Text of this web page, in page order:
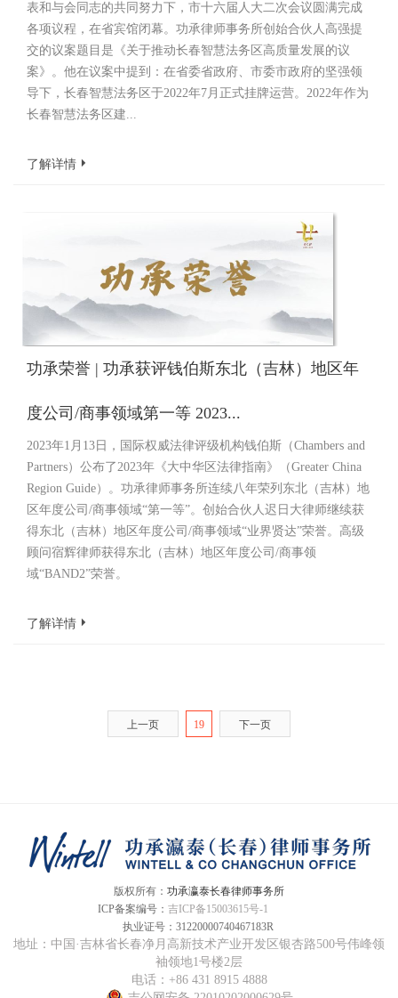
表和与会同志的共同努力下，市十六届人大二次会议圆满完成
各项议程，在省宾馆闭幕。功承律师事务所创始合伙人高强提
交的议案题目是《关于推动长春智慧法务区高质量发展的议
案》。他在议案中提到：在省委省政府、市委市政府的坚强领
导下，长春智慧法务区于2022年7月正式挂牌运营。2022年作为
长春智慧法务区建...
了解详情
功承荣誉 | 功承获评钱伯斯东北（吉林）地区年
度公司/商事领域第一等 2023...
2023年1月13日，国际权威法律评级机构钱伯斯（Chambers and
Partners）公布了2023年《大中华区法律指南》（Greater China
Region Guide）。功承律师事务所连续八年荣列东北（吉林）地
区年度公司/商事领域“第一等”。创始合伙人迟日大律师继续获
得东北（吉林）地区年度公司/商事领域“业界贤达”荣誉。高级
顾问宿辉律师获得东北（吉林）地区年度公司/商事领
域“BAND2”荣誉。
了解详情
上一页 19 下一页
版权所有： 功承瀛泰长春律师事务所
ICP备案编号： 吉ICP备15003615号-1
执业证号： 31220000740467183R
地址：中国·吉林省长春净月高新技术产业开发区银杏路500号伟峰领
袖领地1号楼2层
电话：+86 431 8915 4888